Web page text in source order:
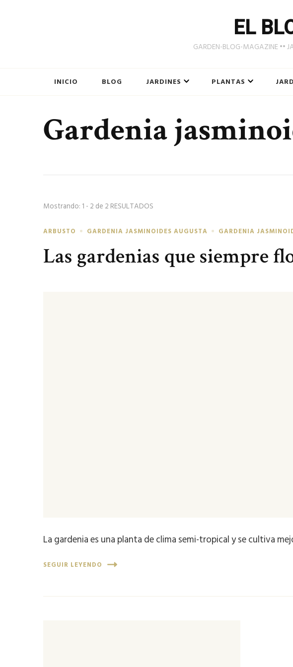
EL
GARDEN-BLOG-MAGAZINE ••
INICIO BLOG JARDINES PLANTAS
Gardenia
Mostrando: 1 - 2 de 2 RESULTADOS
ARBUSTO GARDENIA JASMINOIDES AUGUSTA GARDENIA
Las gardenias que siempre
La gardenia es una planta de clima semi-tropical y se cultiva
SEGUIR LEYENDO